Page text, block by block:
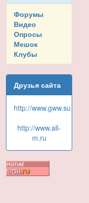
Форумы
Видео
Опросы
Мешок
Клубы
Друзья сайта
http://www.gww.su
http://www.all-
m.ru